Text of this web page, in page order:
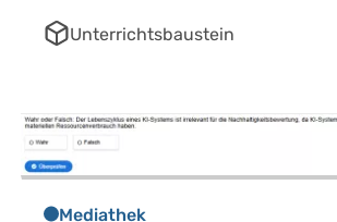
Unterrichtsbaustein
Mediathek